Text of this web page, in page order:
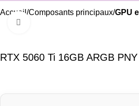
Accueil Composants principaux GPU
RTX 5060 Ti 16GB ARGB PNY